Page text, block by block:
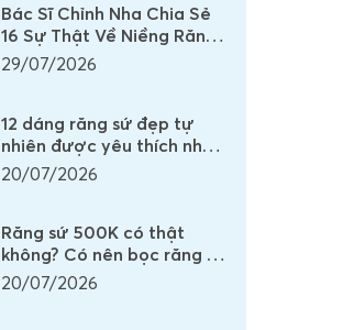
Bác Sĩ Chỉnh Nha Chia Sẻ
16 Sự Thật Về Niềng Răng
Mà Rất Nhiều Người Vẫn
Đang Hiểu Sai
29/07/2026
12 dáng răng sứ đẹp tự
nhiên được yêu thích nhất
mọi thời đại
20/07/2026
Răng sứ 500K có thật
không? Có nên bọc răng sứ
500K không?
20/07/2026